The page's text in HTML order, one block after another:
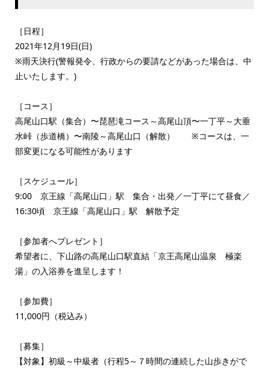
［日程］
2021年12月19日(日)
※雨天決行(警報発令、行政からの要請などがあった場合は、中
止いたします。)
［コース］
高尾山口駅（集合）〜琵琶滝コース～高尾山頂〜一丁平～大垂
水峠（歩道橋）〜南陵～高尾山口（解散） ※コースは、一
部変更になる可能性があります
［スケジュール］
9:00 京王線「高尾山口」駅 集合・出発／一丁平にて昼食／
16:30頃 京王線「高尾山口」駅 解散予定
［参加者へプレゼント］
希望者に、下山路の高尾山口駅直結「京王高尾山温泉 極楽
湯」の入浴券を進呈します！
［参加費］
11,000円（税込み）
［募集］
【対象】初級～中級者（行程5～７時間の連続した山歩きがで